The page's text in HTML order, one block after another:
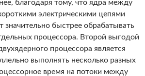
благодаря тому, что ядра между
электрическими цепями
значительно быстрее обрабатывать
процессора. Второй выгодой
процессора является
выполнять несколько разных
время на потоки между